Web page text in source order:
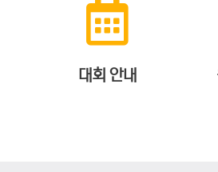
대회 안내